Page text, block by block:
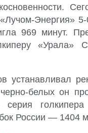
.
Энергия»
969 минут.
«Урала»
устанавливал
белых он
России — 1404